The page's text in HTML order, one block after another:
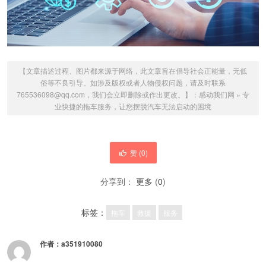
【文章描述过程、图片都来源于网络，此文章旨在倡导社会正能量，无低
俗等不良引导。如涉及版权或者人物侵权问题，请及时联系
765536098@qq.com，我们会立即删除或作出更改。】： 感动我们网 » 专
业快捷的拖车服务，让您摆脱汽车无法启动的困境
赞 (0)
分享到： 更多 (0)
标签： 救援 服务
作者： a351910080